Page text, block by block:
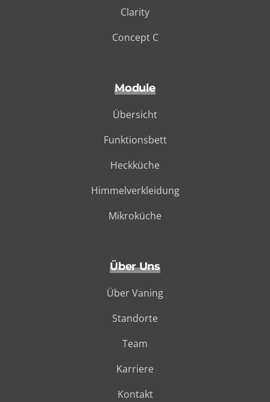
Clarity
Concept C
Module
Übersicht
Funktionsbett
Heckküche
Himmelverkleidung
Mikroküche
Über Uns
Über Vaning
Standorte
Team
Karriere
Kontakt